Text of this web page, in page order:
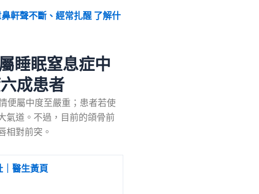
軒聲不斷、經常扎醒 了解什
睡眠窒息症中
成患者
便屬中度至嚴重；患者若使
氣道。不過，目前的頜骨前
相對前突。
醫生黃頁